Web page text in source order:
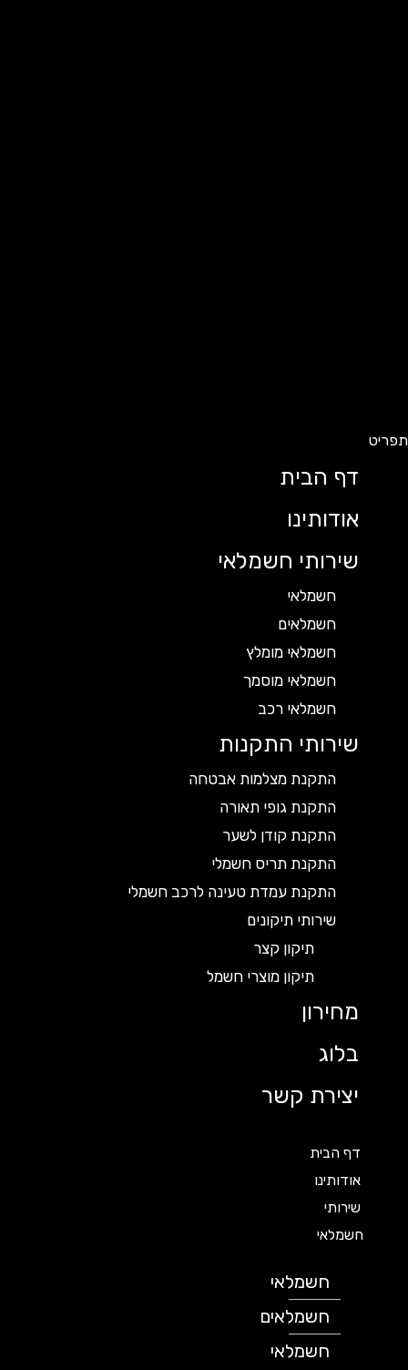
דף הבית
אודותינו
שירותי חשמלאי
חשמלאי
חשמלאים
חשמלאי מומלץ
חשמלאי מוסמך
חשמלאי רכב
שירותי התקנות
התקנת מצלמות אבטחה
התקנת גופי תאורה
התקנת קודן לשער
התקנת תריס חשמלי
התקנת עמדת טעינה לרכב חשמלי
שירותי תיקונים
תיקון קצר
תיקון מוצרי חשמל
מחירון
בלוג
יצירת קשר
דף הבית
אודותינו
שירותי
חשמלאי
חשמלאי
חשמלאים
חשמלאי